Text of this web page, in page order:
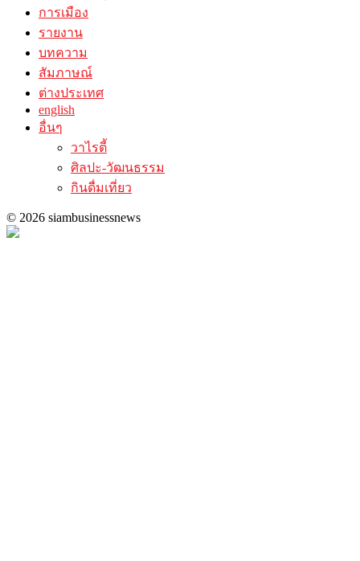
การเมือง
รายงาน
บทความ
สัมภาษณ์
ต่างประเทศ
english
อื่นๆ
วาไรตี้
ศิลปะ-วัฒนธรรม
กินดื่มเที่ยว
© 2026 siambusinessnews